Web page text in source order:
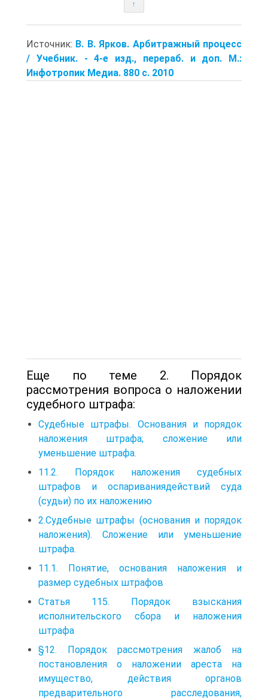
↑
Источник: В. В. Ярков. Арбитражный процесс
/ Учебник. - 4-е изд., перераб. и доп. М.:
Инфотропик Медиа. 880 с. 2010
Еще по теме 2. Порядок
рассмотрения вопроса о наложении
судебного штрафа:
Судебные штрафы. Основания и порядок
наложения штрафа; сложение или
уменьшение штрафа.
11.2. Порядок наложения судебных
штрафов и оспариваниядействий суда
(судьи) по их наложению
2.Судебные штрафы (основания и порядок
наложения). Сложение или уменьшение
штрафа.
11.1. Понятие, основания наложения и
размер судебных штрафов
Статья 115. Порядок взыскания
исполнительского сбора и наложения
штрафа
§12. Порядок рассмотрения жалоб на
постановления о наложении ареста на
имущество, действия органов
предварительного расследования,